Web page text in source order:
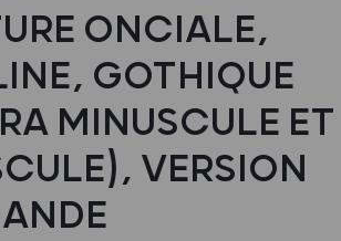
ONCIALE,
GOTHIQUE
MINUSCULE ET
VERSION